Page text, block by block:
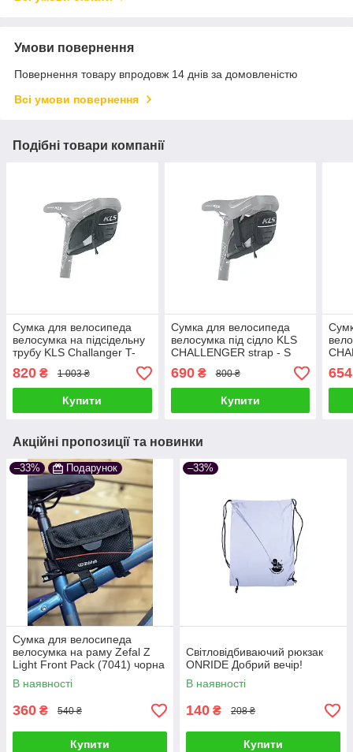
Умови повернення
Повернення товару впродовж 14 днів за домовленістю
Всі умови повернення
Подібні товари компанії
Cумка для велосипеда
велосумка на підсідельну
трубу KLS Challanger T-
system L (0,5 л) чорний
820 ₴ 1 003 ₴
Купити
Cумка для велосипеда
велосумка під сідло KLS
CHALLENGER strap - S
690₴ 800 ₴
Купити
654
Акційні пропозиції та новинки
–33% Подарунок
Cумка для велосипеда
велосумка на раму Zefal Z
Light Front Pack (7041) чорна
В наявності
360 ₴ 540 ₴
Купити
–33%
Світловідбиваючий рюкзак
ONRIDE Добрий вечір!
В наявності
140 ₴ 208 ₴
Купити